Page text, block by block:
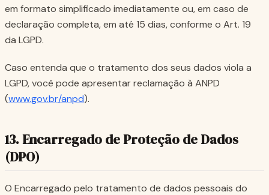
em formato simplificado imediatamente ou, em caso de
declaração completa, em até 15 dias, conforme o Art. 19
da LGPD.
Caso entenda que o tratamento dos seus dados viola a
LGPD, você pode apresentar reclamação à ANPD
(www.gov.br/anpd).
13. Encarregado de Proteção de Dados
(DPO)
O Encarregado pelo tratamento de dados pessoais do